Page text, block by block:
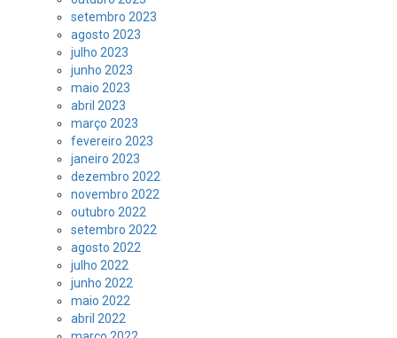
setembro 2023
agosto 2023
julho 2023
junho 2023
maio 2023
abril 2023
março 2023
fevereiro 2023
janeiro 2023
dezembro 2022
novembro 2022
outubro 2022
setembro 2022
agosto 2022
julho 2022
junho 2022
maio 2022
abril 2022